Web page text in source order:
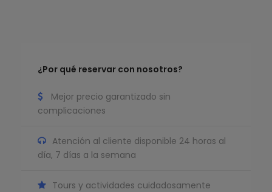
¿Por qué reservar con nosotros?
Mejor precio garantizado sin
complicaciones
Atención al cliente disponible 24 horas al
día, 7 días a la semana
Tours y actividades cuidadosamente